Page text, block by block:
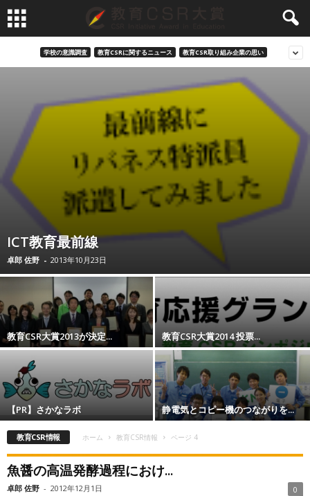
学校の意識調査 教育CSRに関するニュース 教育CSR取り組み企業の思い
ICT教育最前線
卓郎 佐野 - 2013年10月23日
教育CSR大賞2013が決定... 教育CSR大賞2014 投票...
【PR】さかなラボ 静電気とコピー機のつながりを...
教育CSR情報 ホーム 教育CSR情報 ページ 4
魚醤の高温発酵過程におけ...
卓郎 佐野 - 2012年12月1日 0